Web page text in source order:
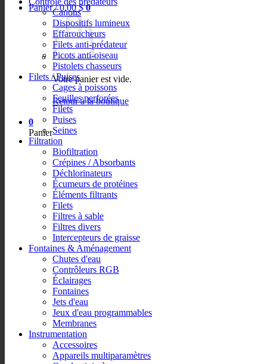
Panier /0,00$ 0
Votre panier est vide.
Retour à la boutique
0
Panier
Canons
Dispositifs lumineux
Effaroucheurs
Filets anti-prédateur
Picots anti-oiseau
Pistolets chasseurs
Filets / Puises
Cages à poissons
Feuilles perforées
Filets
Puises
Seines
Filtration
Biofiltration
Crépines / Absorbants
Déchlorinateurs
Écumeurs de protéines
Éléments filtrants
Filets
Filtres à sable
Filtres divers
Intercepteurs de graisse
Fontaines & Aménagement
Chutes d'eau
Contrôleurs RGB
Éclairages
Fontaines
Jets d'eau
Jeux d'eau programmables
Membranes
Instrumentation
Accessoires
Appareils multiparamètres